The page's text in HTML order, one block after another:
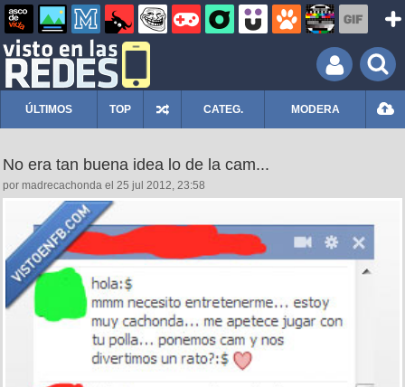
ÚLTIMOS TOP CATEG. MODERA
No era tan buena idea lo de la cam...
por madrecachonda el 25 jul 2012, 23:58